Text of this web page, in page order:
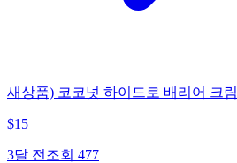
새상품) 코코넛 하이드로 배리어 크림
$15
3달 전 조회 477